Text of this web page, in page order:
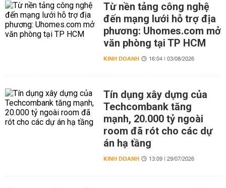
Từ nền tảng công nghệ
đến mạng lưới hỗ trợ địa
phương: Uhomes.com mở
văn phòng tại TP HCM
KINH DOANH 16:04 | 03/08/2026
Tín dụng xây dựng của
Techcombank tăng
mạnh, 20.000 tỷ ngoài
room đã rót cho các dự
án hạ tầng
KINH DOANH 13:09 | 29/07/2026